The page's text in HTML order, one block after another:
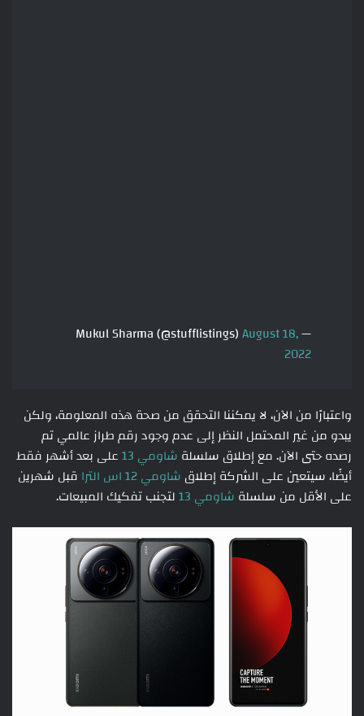
— Mukul Sharma (@stufflistings)
August 18,
2022
واعتبارًا من الآن، لا يمكننا التحقق من صحة هذه المعلومة، ولكن
يبدو من غير المحتمل النظر إلى عدم وجود رقم طراز عالمي تم
رصده حتى الآن. مع إطلاق سلسلة شاومي 13
على بعد أشهر فقط
أيضًا، سيتعين على الشركة إطلاق شاومي 12 اس الترا
قبل شهرين
على الأقل من سلسلة شاومي 13 لتجنب تفكيك المبيعات.